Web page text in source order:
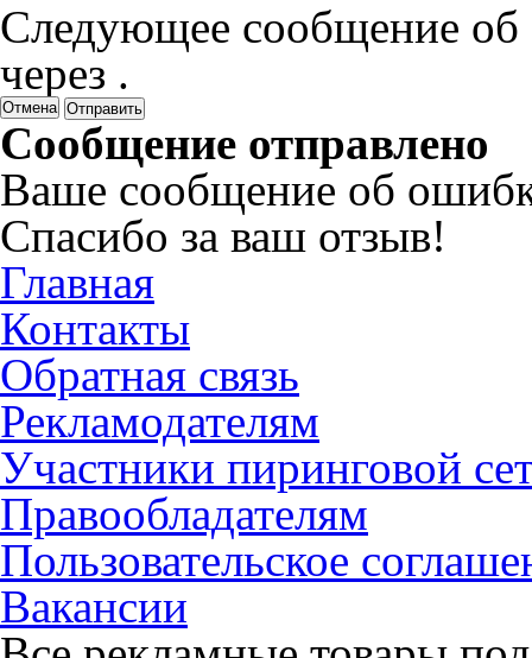
Следующее сообщение об
через .
Отмена
Сообщение отправлено
Ваше сообщение об
Спасибо за ваш отзыв!
Главная
Контакты
Обратная связь
Рекламодателям
Участники пиринговой
Правообладателям
Пользовательское
Вакансии